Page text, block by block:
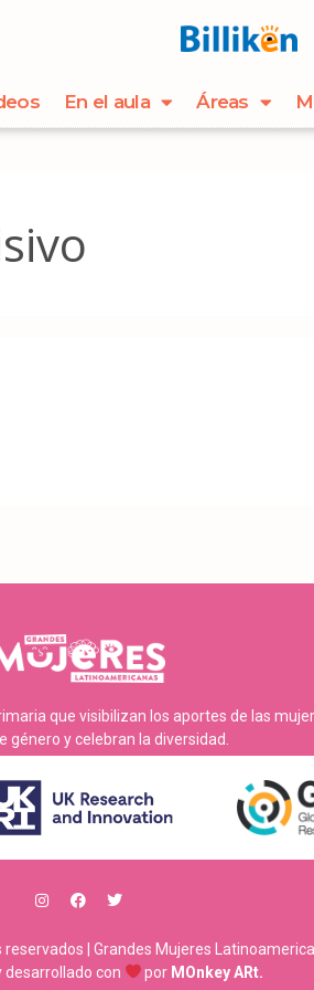
En el aula Áreas
que visibilizan los aportes de las
género y celebran la diversidad.
| Grandes Mujeres
desarrollado con
por MOnkey ARt.